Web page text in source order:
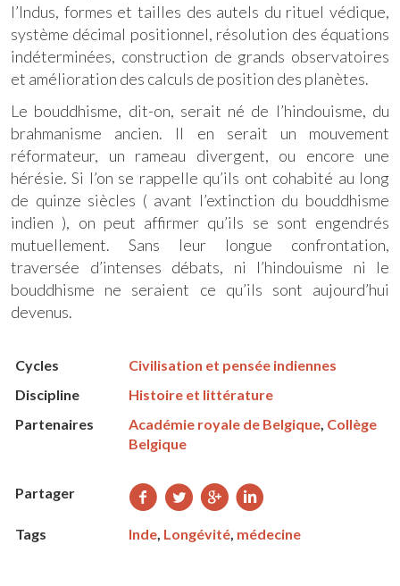
l’Indus, formes et tailles des autels du rituel védique,
système décimal positionnel, résolution des équations
indéterminées, construction de grands observatoires
et amélioration des calculs de position des planètes.
Le bouddhisme, dit-on, serait né de l’hindouisme, du
brahmanisme ancien. Il en serait un mouvement
réformateur, un rameau divergent, ou encore une
hérésie. Si l’on se rappelle qu’ils ont cohabité au long
de quinze siècles ( avant l’extinction du bouddhisme
indien ), on peut affirmer qu’ils se sont engendrés
mutuellement. Sans leur longue confrontation,
traversée d’intenses débats, ni l’hindouisme ni le
bouddhisme ne seraient ce qu’ils sont aujourd’hui
devenus.
Cycles
Civilisation et pensée indiennes
Discipline
Histoire et littérature
Partenaires
Académie royale de Belgique, Collège
Belgique
Partager
Partager
sur
Partager
sur
Partager
sursur
Tags Inde, Longévité, médecine